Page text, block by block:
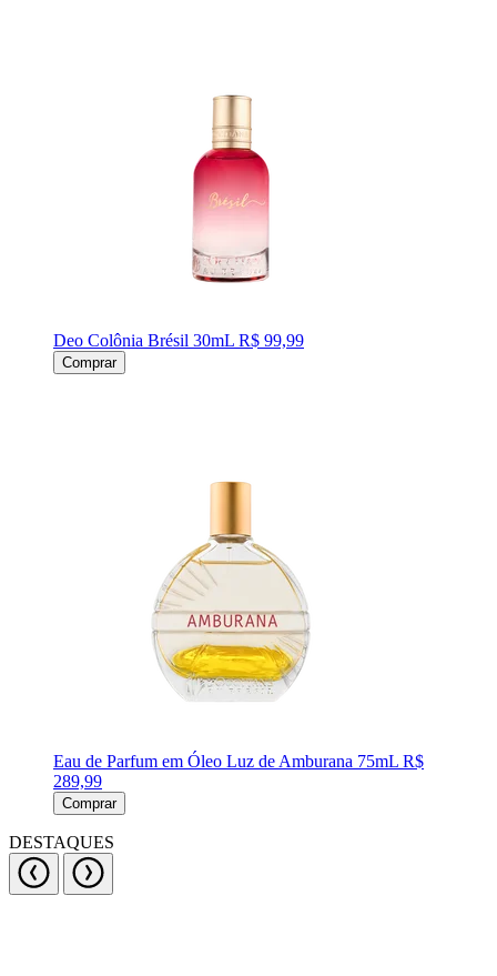
Deo Colônia Brésil 30mL R$ 99,99
Comprar
Eau de Parfum em Óleo Luz de Amburana 75mL R$
289,99
Comprar
DESTAQUES